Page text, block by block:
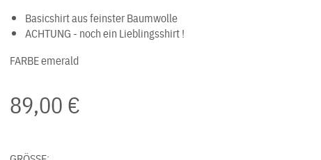
Basicshirt aus feinster Baumwolle
ACHTUNG - noch ein Lieblingsshirt !
FARBEemerald
89,00 €